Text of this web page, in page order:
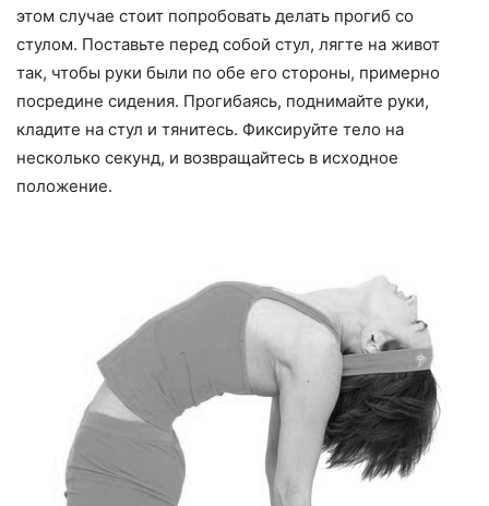
этом случае стоит попробовать делать прогиб со
стулом. Поставьте перед собой стул, лягте на живот
так, чтобы руки были по обе его стороны, примерно
посредине сидения. Прогибаясь, поднимайте руки,
кладите на стул и тянитесь. Фиксируйте тело на
несколько секунд, и возвращайтесь в исходное
положение.